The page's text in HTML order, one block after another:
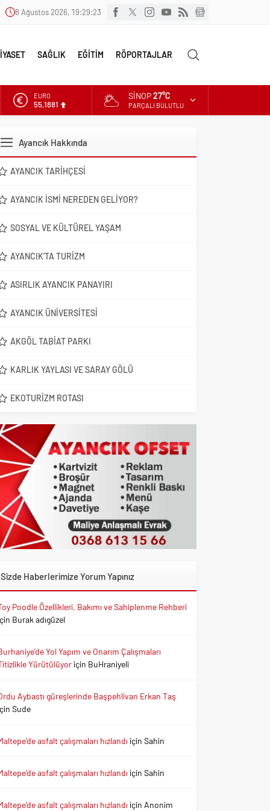
8 Ağustos 2026, 19:29:24
SAĞLIK EĞİTİM RÖPORTAJLAR
ALTIN
6.660,55
EURO
SINOP27°C
PARÇALI BULUTLU
Ayancık Hakkında
AYANCIK TARIHÇESI
AYANCIK İSMI NEREDEN GELIYOR?
SOSYAL VE KÜLTÜREL YAŞAM
AYANCIK’TA TURIZM
ASIRLIK AYANCIK PANAYIRI
AYANCIK ÜNIVERSITESI
AKGÖL TABIAT PARKI
KARLIK YAYLASI VE SARAY GÖLÜ
EKOTURIZM ROTASI
Sizde Haberlerimize Yorum Yapınız
Poodle Özellikleri, Bakımı ve Sahiplenme Rehberi
Burak adıgüzel
Yol Yapım ve Onarım Çalışmaları
Yürütülüyoriçin BuHraniyeli
Aybastı güreşlerinde Başpehlivan Erkan Taş
Sude
asfalt çalışmaları hızlandı içinSahin
asfalt çalışmaları hızlandı içinSahin
asfalt çalışmaları hızlandı için Anonim